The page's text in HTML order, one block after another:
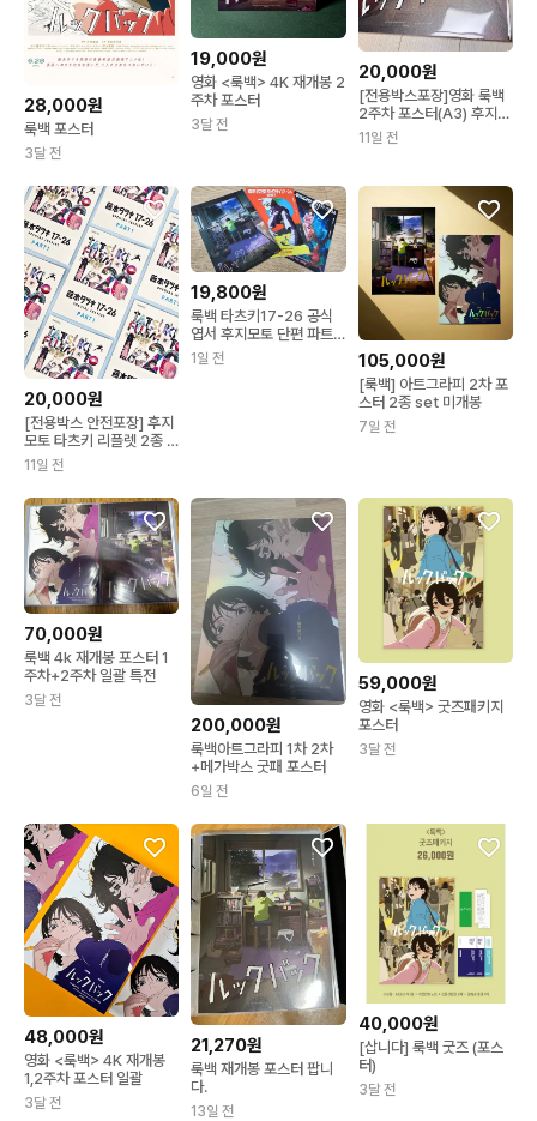
28,000원
룩백 포스터
3달 전
19,000원
영화 <룩백> 4K 재개봉 2
주차 포스터
3달 전
20,000원
[전용박스포장]영화 룩백
2주차 포스터(A3) 후지모
토 타츠키 포스터
11일 전
20,000원
[전용박스 안전포장] 후지
모토 타츠키 리플렛 2종 1
세트, 룩백 포스터
11일 전
19,800원
룩백 타츠키17-26 공식
엽서 후지모토 단편 파트1
2 아트그라피포스터
1일 전 105,000원
[룩백] 아트그라피 2차 포
스터 2종 set 미개봉
7일 전
70,000원
룩백 4k 재개봉 포스터 1
주차+2주차 일괄 특전
3달 전
200,000원
룩백아트그라피 1차 2차
+메가박스 굿패 포스터
6일 전
59,000원
영화 <룩백> 굿즈패키지
포스터
3달 전
48,000원
영화 <룩백> 4K 재개봉
1,2주차 포스터 일괄
3달 전
21,270원
룩백 재개봉 포스터 팝니
다.
13일 전
40,000원
[삽니다] 룩백 굿즈 (포스
터)
3달 전